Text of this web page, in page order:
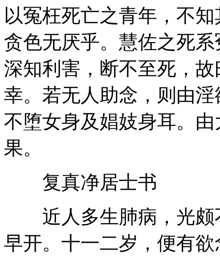
以冤枉死亡之青年，不
贪色无厌乎。慧佐之死
深知利害，断不至死，
幸。若无人助念，则由
不堕女身及娼妓身耳。
果。
复真净居士书
近人多生肺病，光颇
早开。十一二岁，便有